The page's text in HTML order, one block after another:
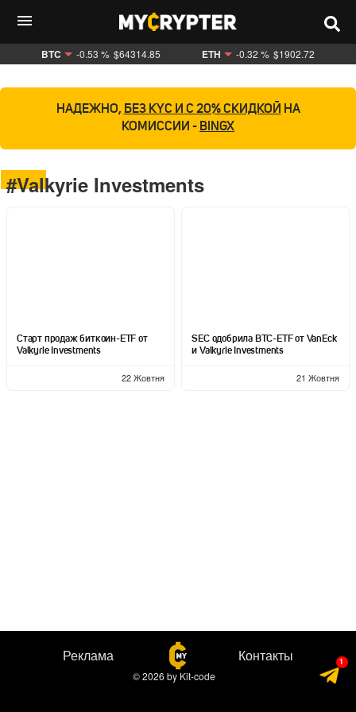
BTC -0.53 % $64314.85 ETH -0.32 % $1902.72
НАДЕЖНО, БЕЗ KYC И С 20% СКИДКОЙ НА
КОМИССИИ - BINGX
#Valkyrie Investments
Старт продаж биткоин-ETF от
Valkyrie Investments
22 Жовтня
SEC одобрила BTC-ETF от VanEck
и Valkyrie Investments
21 Жовтня
Реклама Контакты
© 2026 by Kit-code